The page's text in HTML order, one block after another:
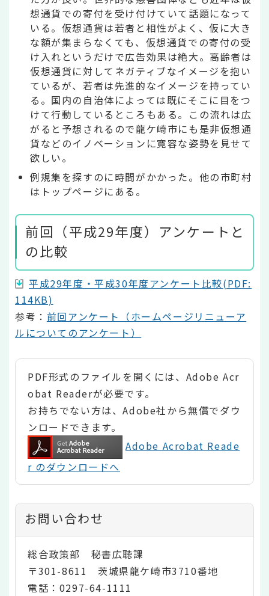
想通貨での寄付を受け付けていて話題になって
いる。仮想通貨は若者と相性がよく、仮に大き
な額が集まらなくても、仮想通貨での寄付の受
け入れというだけで広告効果は絶大。高齢者は
仮想通貨に対してネガティブなイメージを抱い
ているが、若者は先進的なイメージを持ってい
る。国内の自治体によっては既にそこに目をつ
けて行動しているところもある。この流れは広
がると予想されるので龍ケ崎市にも是非仮想通
貨などのイノベーションに寛容な姿勢を見せて
欲しい。
例規集を探すのに時間がかかった。他の市町村
はトップページにある。
前回（平成29年度）アンケートと
の比較
平成29年度・平成30年度アンケート比較(PDF:
114KB)
参考： 前回アンケート（ホームページリニューア
ルについてのアンケート）
PDF形式のファイルを開くには、Adobe Acr
obat Readerが必要です。
お持ちでない方は、Adobe社から無償でダウ
ンロードできます。
Adobe Acrobat Reade
r のダウンロードへ
お問い合わせ
総合政策部 秘書広聴課
〒301-8611 茨城県龍ケ崎市3710番地
電話：0297-64-1111